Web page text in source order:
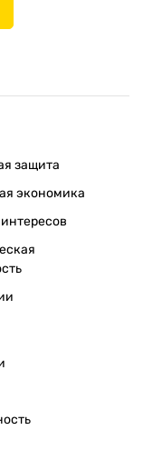
защита
экономика